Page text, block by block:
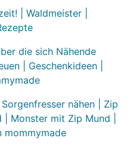
| Waldmeister |
die sich Nähende
| Geschenkideen |
nähen | Zip
| Monster mit Zip Mund |
mommymade